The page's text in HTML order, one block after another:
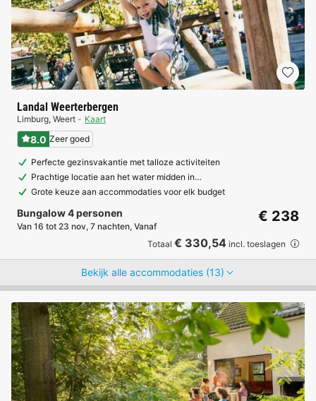
Landal Weerterbergen
Limburg, Weert Kaart
8.0 Zeer goed
Perfecte gezinsvakantie met talloze activiteiten
Prachtige locatie aan het water midden in…
Grote keuze aan accommodaties voor elk budget
Bungalow 4 personen
Van 16 tot 23 nov, 7 nachten, Vanaf
€ 238
Totaal € 330,54 incl. toeslagen
Bekijk alle accommodaties (13)